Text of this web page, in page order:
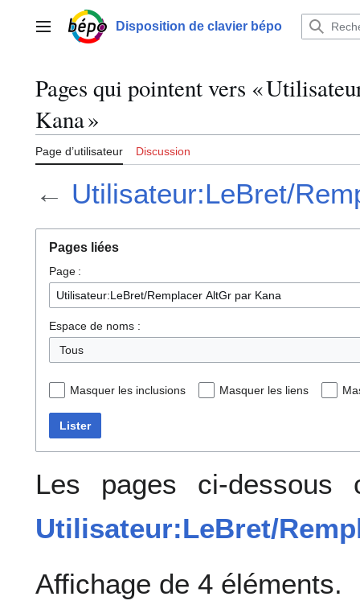
contenuMenu principalDisposition de clavier bépo
Pages qui pointent vers «
Kana »
Page d’utilisateur Discussion
← Utilisateur:LeBret/
Pages liées
Page :
Espace de noms :
Tous
Masquer les inclusions Masquer les liens
Lister
Les pages ci-dessous
Utilisateur:LeBret/
Affichage de 4 éléments.